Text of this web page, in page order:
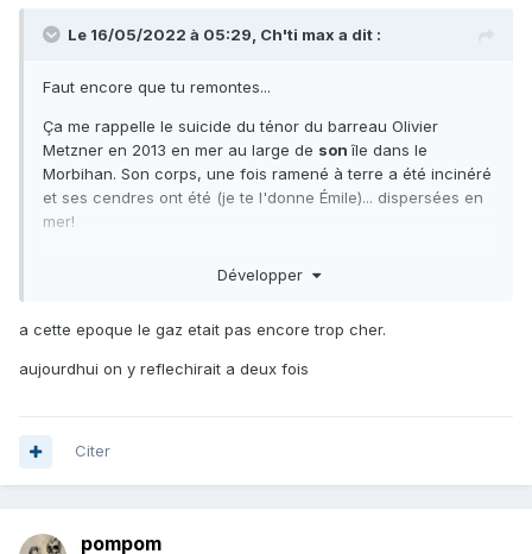
Le 16/05/2022 à 05:29, Ch'ti max a dit :
Faut encore que tu remontes...
Ça me rappelle le suicide du ténor du barreau Olivier
Metzner en 2013 en mer au large de sonîle dans le
Morbihan. Son corps, une fois ramené à terre a été incinéré
et ses cendres ont été (je te l'donne Émile)... dispersées en
mer!
Développer
a cette epoque le gaz etait pas encore trop cher.
aujourdhui on y reflechirait a deux fois
Citer
pompom